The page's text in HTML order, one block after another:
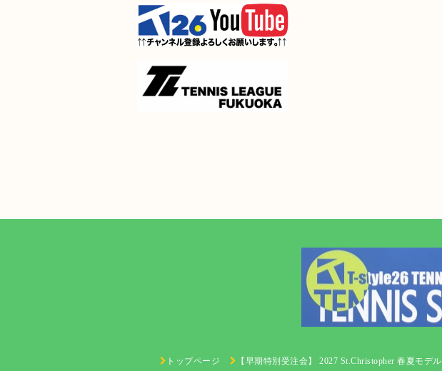
トップページ 【早期特別受注会】 2027 St.Christopher 春夏モデル